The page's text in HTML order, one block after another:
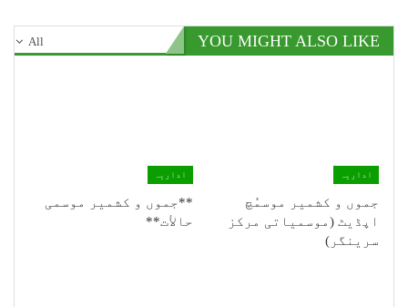
All YOU MIGHT ALSO LIKE
اداریہ
جموں و کشمیر موسمُچ
اپڈیٹ (موسمیاتی مرکز
سرینگر)
اداریہ
**جموں و كشمیر موسمی
حالأت**